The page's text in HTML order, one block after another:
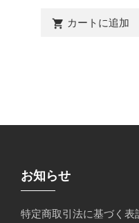
shopping_cart カートに追加
お知らせ
特定商取引法に基づく表